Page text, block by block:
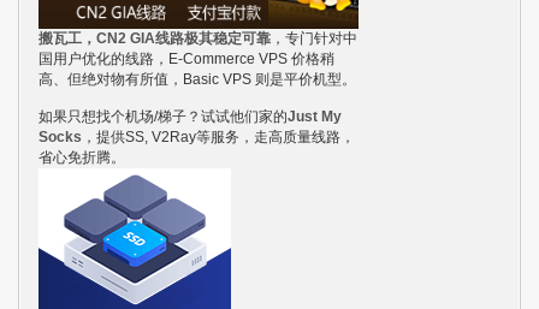
搬瓦工，CN2 GIA线路极其稳定可靠 ，专门针对中
国用户优化的线路，E-Commerce VPS 价格稍
高、但绝对物有所值，Basic VPS 则是平价机型。
如果只想找个机场/梯子？试试他们家的Just My
Socks ，提供SS, V2Ray等服务，走高质量线路，
省心免折腾。